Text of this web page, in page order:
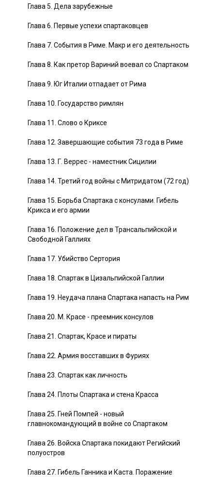
Глава 5. Дела зарубежные
Глава 6. Первые успехи спартаковцев
Глава 7. События в Риме. Макр и его деятельность
Глава 8. Как претор Вариний воевал со Спартаком
Глава 9. Юг Италии отпадает от Рима
Глава 10. Государство римлян
Глава 11. Слово о Криксе
Глава 12. Завершающие события 73 года в Риме
Глава 13. Г. Веррес - наместник Сицилии
Глава 14. Третий год войны с Митридатом (72 год)
Глава 15. Борьба Спартака с консулами. Гибель
Крикса и его армии
Глава 16. Положение дел в Трансальпийской и
Свободной Галлиях
Глава 17. Убийство Сертория
Глава 18. Спартак в Цизальпийской Галлии
Глава 19. Неудача плана Спартака напасть на Рим
Глава 20. М. Красе - преемник консулов
Глава 21. Спартак, Красе и пираты
Глава 22. Армия восставших в Фуриях
Глава 23. Спартак как личность
Глава 24. Плоты Спартака и стена Красса
Глава 25. Гней Помпей - новый
главнокомандующий в войне со Спартаком
Глава 26. Войска Спартака покидают Регийский
полуостров
Глава 27. Гибель Ганника и Каста. Поражение